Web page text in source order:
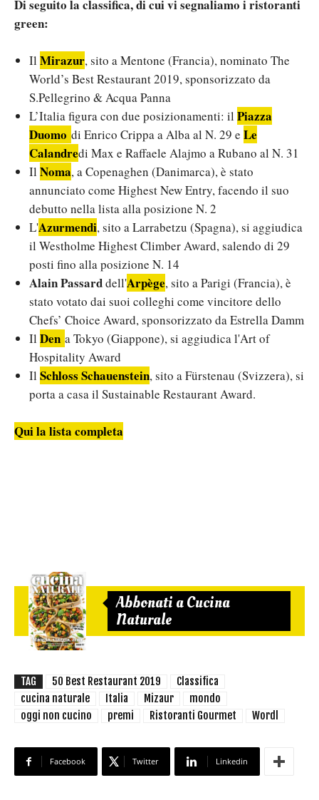
Di seguito la classifica, di cui vi segnaliamo i ristoranti
green:
Il Mirazur, sito a Mentone (Francia), nominato The
World’s Best Restaurant 2019, sponsorizzato da
S.Pellegrino & Acqua Panna
L’Italia figura con due posizionamenti: il Piazza
Duomo di Enrico Crippa a Alba al N. 29 e Le
Calandredi Max e Raffaele Alajmo a Rubano al N. 31
Il Noma, a Copenaghen (Danimarca), è stato
annunciato come Highest New Entry, facendo il suo
debutto nella lista alla posizione N. 2
L'Azurmendi, sito a Larrabetzu (Spagna), si aggiudica
il Westholme Highest Climber Award, salendo di 29
posti fino alla posizione N. 14
Alain Passarddell'Arpège, sito a Parigi (Francia), è
stato votato dai suoi colleghi come vincitore dello
Chefs’ Choice Award, sponsorizzato da Estrella Damm
Il Den a Tokyo (Giappone), si aggiudica l'Art of
Hospitality Award
Il Schloss Schauenstein, sito a Fürstenau (Svizzera), si
porta a casa il Sustainable Restaurant Award.
Qui la lista completa
Abbonati a Cucina
Naturale
TAG 50 Best Restaurant 2019
Classifica
cucina naturale
Italia Mizaur
mondo
oggi non cucino
premi Ristoranti Gourmet Wordl
Facebook Twitter Linkedin